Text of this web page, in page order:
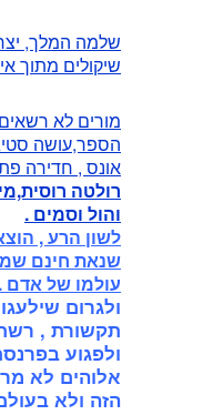
שלמה המלך,
שיקולים מתוך
מורים לא
הספר,עושה
אונס , חדירה
רולטה
והול וסמים .
לשון הרע ,
שנאת חינם
עולמו של אדם .
ולגרום
תקשורת , רשת
ולפגוע
אלוהים לא
הזה ולא